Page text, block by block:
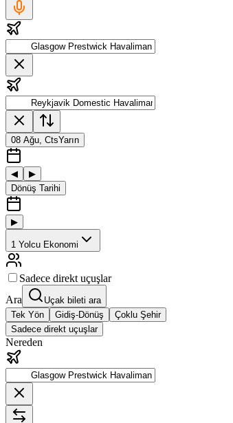
08 Ağu, CtsYarın
◀
▶
Dönüş Tarihi
▶
1 Yolcu Ekonomi
Sadece direkt uçuşlar
Ara
Uçak bileti ara
Tek Yön
Gidiş-Dönüş
Çoklu Şehir
Sadece direkt uçuşlar
Nereden